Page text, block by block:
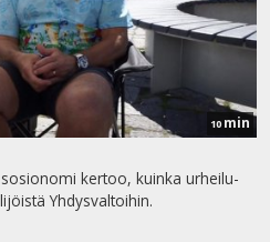
10 min
kertoo, kuinka urheilu-
Yhdysvaltoihin.